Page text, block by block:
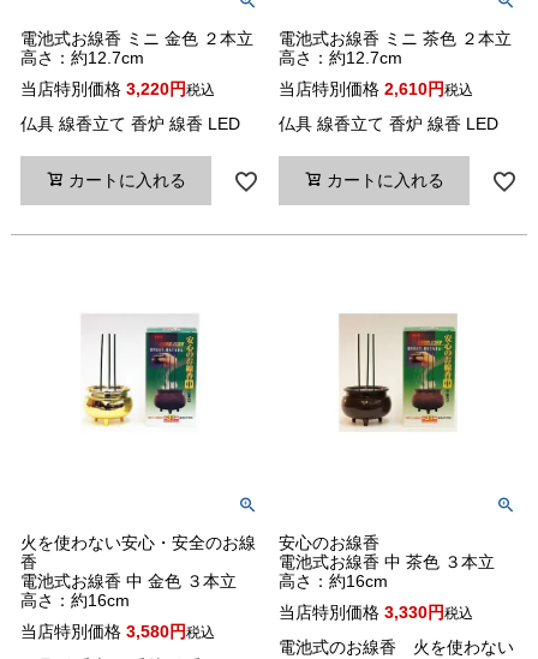
電池式お線香 ミニ 金色 ２本立
高さ：約12.7cm
当店特別価格 3,220 税込
仏具 線香立て 香炉 線香 LED
カートに入れる
電池式お線香 ミニ 茶色 ２本立
高さ：約12.7cm
当店特別価格 2,610 税込
仏具 線香立て 香炉 線香 LED
カートに入れる
火を使わない安心・安全のお線
香
電池式お線香 中 金色 ３本立
高さ：約16cm
当店特別価格 3,580 税込
安心のお線香
電池式お線香 中 茶色 ３本立
高さ：約16cm
当店特別価格 3,330 税込
電池式のお線香 火を使わない